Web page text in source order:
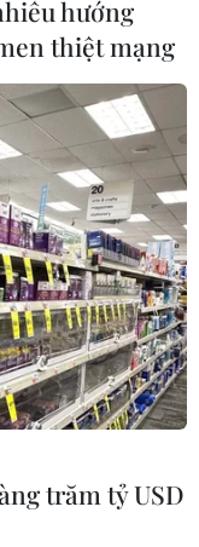
Vietnam+)
hướng
thiệt mạng
trăm tỷ USD